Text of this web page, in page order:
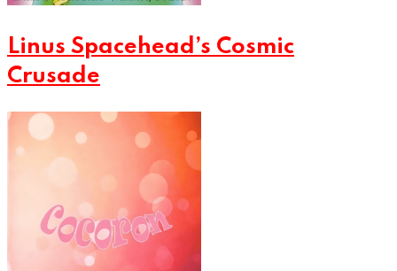
Linus Spacehead’s Cosmic
Crusade